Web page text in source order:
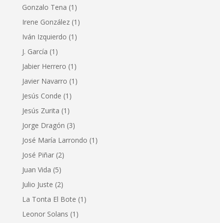
Gonzalo Tena (1)
Irene González (1)
Iván Izquierdo (1)
J. García (1)
Jabier Herrero (1)
Javier Navarro (1)
Jesús Conde (1)
Jesús Zurita (1)
Jorge Dragón (3)
José María Larrondo (1)
José Piñar (2)
Juan Vida (5)
Julio Juste (2)
La Tonta El Bote (1)
Leonor Solans (1)